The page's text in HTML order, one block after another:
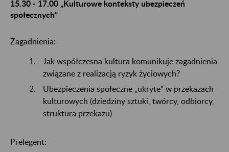
15.30 - 17.00 „Kulturowe konteksty ubezpieczeń
społecznych”
Zagadnienia:
Jak współczesna kultura komunikuje zagadnienia
związane z realizacją ryzyk życiowych?
Ubezpieczenia społeczne „ukryte” w przekazach
kulturowych (dziedziny sztuki, twórcy, odbiorcy,
struktura przekazu)
Prelegent: